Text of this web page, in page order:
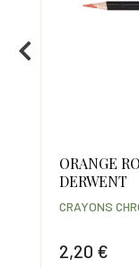
ORANGE
DERWENT
2,20 €
CRAYONS